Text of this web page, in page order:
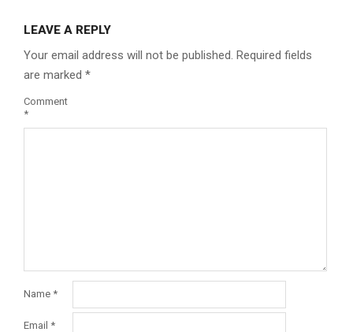
LEAVE A REPLY
Your email address will not be published. Required fields
are marked *
Comment
*
Name *
Email *